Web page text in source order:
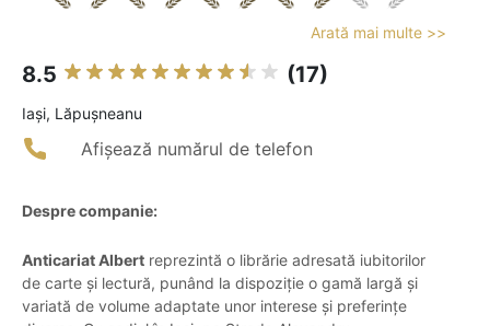
Arată mai multe >>
8.5 (17)
Iaşi, Lăpușneanu
Afișează numărul de telefon
Despre companie:
Anticariat Albert reprezintă o librărie adresată iubitorilor
de carte și lectură, punând la dispoziție o gamă largă și
variată de volume adaptate unor interese și preferințe